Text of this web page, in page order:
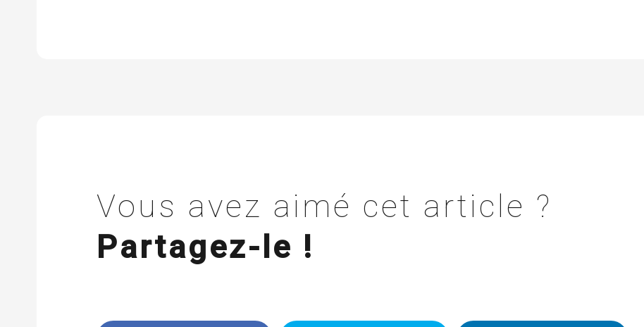
Vous avez aimé cet article ?
Partagez-le !